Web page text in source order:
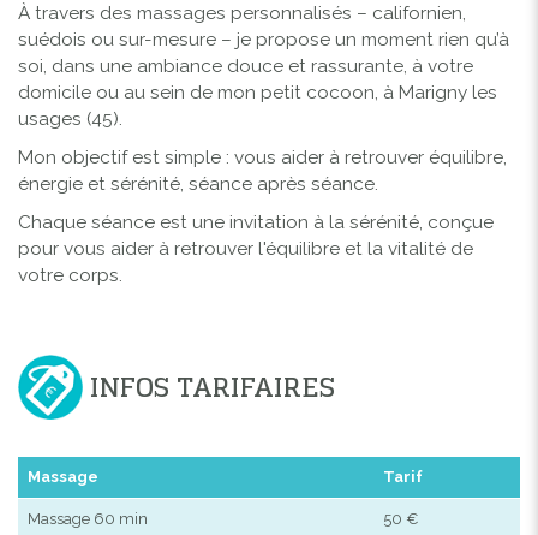
À travers des massages personnalisés – californien,
suédois ou sur-mesure – je propose un moment rien qu’à
soi, dans une ambiance douce et rassurante, à votre
domicile ou au sein de mon petit cocoon, à Marigny les
usages (45).
Mon objectif est simple : vous aider à retrouver équilibre,
énergie et sérénité, séance après séance.
Chaque séance est une invitation à la sérénité, conçue
pour vous aider à retrouver l'équilibre et la vitalité de
votre corps.
INFOS TARIFAIRES
Massage Tarif
Massage 60 min 50 €